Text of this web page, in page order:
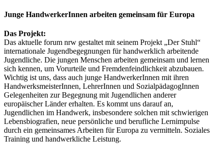
Junge HandwerkerInnen arbeiten gemeinsam für Europa
Das Projekt:
Das aktuelle forum nrw gestaltet mit seinem Projekt „Der Stuhl“
internationale Jugendbegegnungen für handwerklich arbeitende
Jugendliche. Die jungen Menschen arbeiten gemeinsam und lernen
sich kennen, um Vorurteile und Fremdenfeindlichkeit abzubauen.
Wichtig ist uns, dass auch junge HandwerkerInnen mit ihren
HandwerksmeisterInnen, LehrerInnen und SozialpädagogInnen
Gelegenheiten zur Begegnung mit Jugendlichen anderer
europäischer Länder erhalten. Es kommt uns darauf an,
Jugendlichen im Handwerk, insbesondere solchen mit schwierigen
Lebensbiografien, neue persönliche und berufliche Lernimpulse
durch ein gemeinsames Arbeiten für Europa zu vermitteln. Soziales
Training und handwerkliche Leistung.